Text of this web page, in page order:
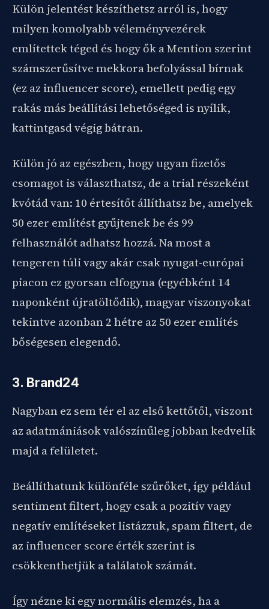
Külön jelentést készíthetsz arról is, hogy
milyen komolyabb véleményvezérek
említettek téged és hogy ők a Mention szerint
számszerűsítve mekkora befolyással bírnak
(ez az influencer score), emellett pedig egy
rakás más beállítási lehetőséged is nyílik,
kattintgasd végig bátran.
Külön jó az egészben, hogy ugyan fizetős
csomagot is választhatsz, de a trial részeként
kvótád van: 10 értesítőt állíthatsz be, amelyek
50 ezer említést gyűjtenek be és 99
felhasználót adhatsz hozzá. Na most a
tengeren túli vagy akár csak nyugat-európai
piacon ez gyorsan elfogyna (egyébként 14
naponként újratöltődik), magyar viszonyokat
tekintve azonban 2 hétre az 50 ezer említés
bőségesen elegendő.
3. Brand24
Nagyban ez sem tér el az első kettőtől, viszont
az adatmániások valószínűleg jobban kedvelik
majd a felületet.
Beállíthatunk különféle szűrőket, így például
sentiment filtert, hogy csak a pozitív vagy
negatív említéseket listázzuk, spam filtert, de
az influencer score érték szerint is
csökkenthetjük a találatok számát.
Így nézne ki egy normális elemzés, ha a